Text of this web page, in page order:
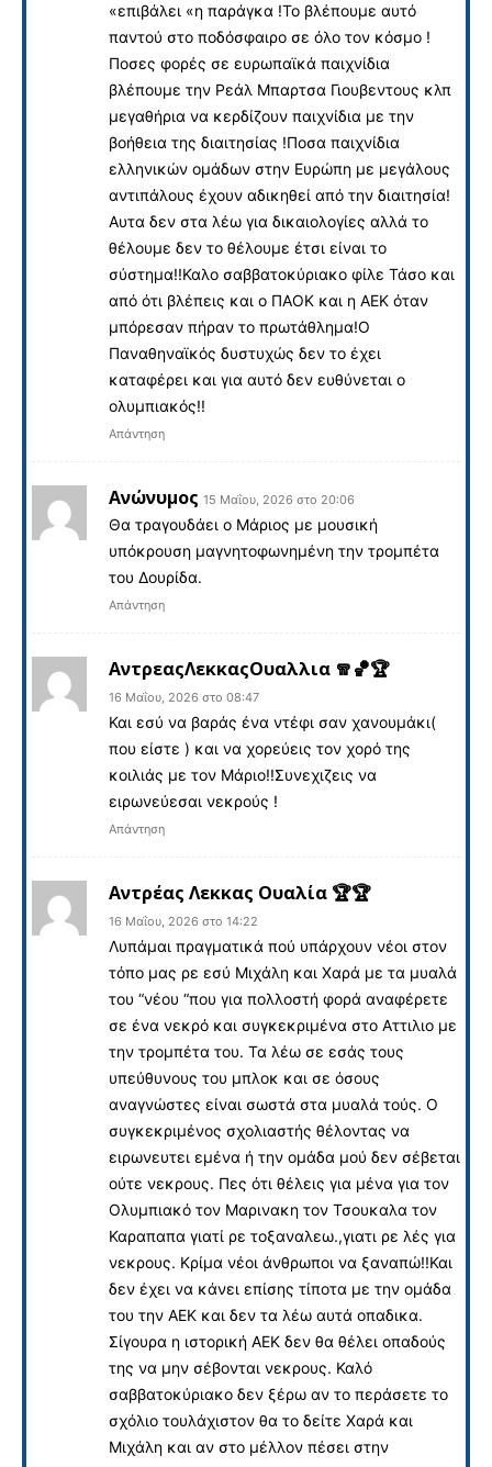
«επιβάλει «η παράγκα !Το βλέπουμε αυτό
παντού στο ποδόσφαιρο σε όλο τον κόσμο !
Ποσες φορές σε ευρωπαϊκά παιχνίδια
βλέπουμε την Ρεάλ Μπαρτσα Γιουβεντους κλπ
μεγαθήρια να κερδίζουν παιχνίδια με την
βοήθεια της διαιτησίας !Ποσα παιχνίδια
ελληνικών ομάδων στην Ευρώπη με μεγάλους
αντιπάλους έχουν αδικηθεί από την διαιτησία!
Αυτα δεν στα λέω για δικαιολογίες αλλά το
θέλουμε δεν το θέλουμε έτσι είναι το
σύστημα!!Καλο σαββατοκύριακο φίλε Τάσο και
από ότι βλέπεις και ο ΠΑΟΚ και η ΑΕΚ όταν
μπόρεσαν πήραν το πρωτάθλημα!Ο
Παναθηναϊκός δυστυχώς δεν το έχει
καταφέρει και για αυτό δεν ευθύνεται ο
ολυμπιακός!!
Απάντηση
Ανώνυμος 15 Μαΐου, 2026 στο 20:06
Θα τραγουδάει ο Μάριος με μουσική
υπόκρουση μαγνητοφωνημένη την τρομπέτα
του Δουρίδα.
Απάντηση
ΑντρεαςΛεκκαςΟυαλλια 🧣🏀🏆
16 Μαΐου, 2026 στο 08:47
Και εσύ να βαράς ένα ντέφι σαν χανουμάκι(
που είστε ) και να χορεύεις τον χορό της
κοιλιάς με τον Μάριο!!Συνεχιζεις να
ειρωνεύεσαι νεκρούς !
Απάντηση
Αντρέας Λεκκας Ουαλία 🏆🏆
16 Μαΐου, 2026 στο 14:22
Λυπάμαι πραγματικά πού υπάρχουν νέοι στον
τόπο μας ρε εσύ Μιχάλη και Χαρά με τα μυαλά
του “νέου “που για πολλοστή φορά αναφέρετε
σε ένα νεκρό και συγκεκριμένα στο Αττιλιο με
την τρομπέτα του. Τα λέω σε εσάς τους
υπεύθυνους του μπλοκ και σε όσους
αναγνώστες είναι σωστά στα μυαλά τούς. Ο
συγκεκριμένος σχολιαστής θέλοντας να
ειρωνευτει εμένα ή την ομάδα μού δεν σέβεται
ούτε νεκρους. Πες ότι θέλεις για μένα για τον
Ολυμπιακό τον Μαρινακη τον Τσουκαλα τον
Καραπαπα γιατί ρε τοξαναλεω.,γιατι ρε λές για
νεκρους. Κρίμα νέοι άνθρωποι να ξαναπώ!!Και
δεν έχει να κάνει επίσης τίποτα με την ομάδα
του την ΑΕΚ και δεν τα λέω αυτά οπαδικα.
Σίγουρα η ιστορική ΑΕΚ δεν θα θέλει οπαδούς
της να μην σέβονται νεκρους. Καλό
σαββατοκύριακο δεν ξέρω αν το περάσετε το
σχόλιο τουλάχιστον θα το δείτε Χαρά και
Μιχάλη και αν στο μέλλον πέσει στην